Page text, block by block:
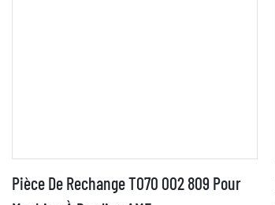
Pièce De Rechange T070 002 809 Pour